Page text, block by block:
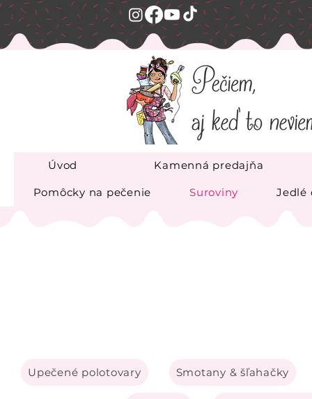
Úvod Kamenná predajňa
Pomôcky na pečenie Suroviny Jedlé
Upečené polotovary Smotany & šľahačky